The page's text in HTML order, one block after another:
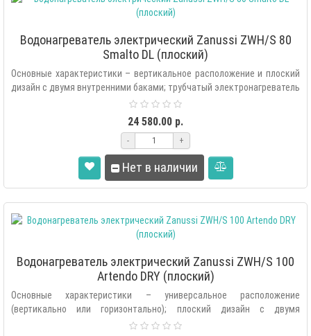
Водонагреватель электрический Zanussi ZWH/S 80
Smalto DL (плоский)
Основные характеристики – вертикальное расположение и плоский
дизайн с двумя внутренними баками; трубчатый электронагреватель
24 580.00 р.
- +
Нет в наличии
Водонагреватель электрический Zanussi ZWH/S 100
Artendo DRY (плоский)
Основные характеристики – универсальное расположение
(вертикально или горизонтально); плоский дизайн с двумя
внутренними баками «Doubl..